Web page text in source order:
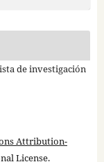
de investigación
Attribution-
License.